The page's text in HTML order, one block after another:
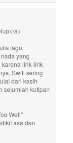
a>
lagu
yang
karena lirik-lirik
Swift sering
dari kasih
sejumlah kutipan
Well"
asa dan